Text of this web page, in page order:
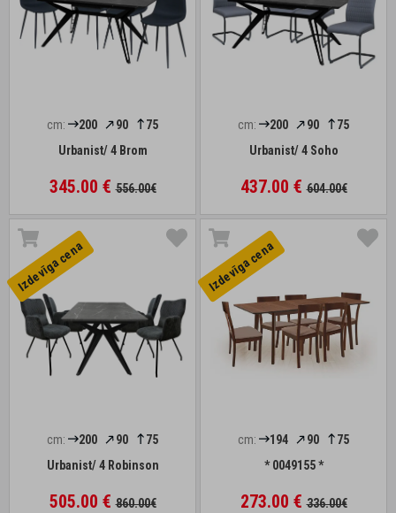
cm: 200 90
75
Urbanist/ 4 Brom
345.00 €556.00€
cm: 200 90
75
Urbanist/ 4 Soho
437.00 €604.00€
Izdevīga cena
cm: 200 90
75
Urbanist/ 4 Robinson
505.00 €860.00€
Izdevīga cena
cm: 194 90
75
* 0049155 *
273.00 €336.00€